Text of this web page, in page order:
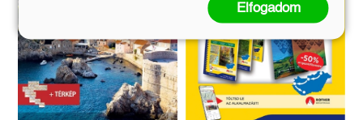
Elfogadom